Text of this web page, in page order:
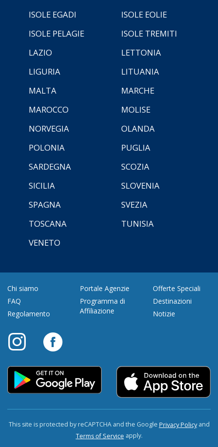
ISOLE EGADI
ISOLE EOLIE
ISOLE PELAGIE
ISOLE TREMITI
LAZIO
LETTONIA
LIGURIA
LITUANIA
MALTA
MARCHE
MAROCCO
MOLISE
NORVEGIA
OLANDA
POLONIA
PUGLIA
SARDEGNA
SCOZIA
SICILIA
SLOVENIA
SPAGNA
SVEZIA
TOSCANA
TUNISIA
VENETO
Chi siamo
FAQ
Regolamento
Portale Agenzie
Programma di
Affiliazione
Offerte Speciali
Destinazioni
Notizie
This site is protected by reCAPTCHA and the Google Privacy Policyand
Terms of Service apply.